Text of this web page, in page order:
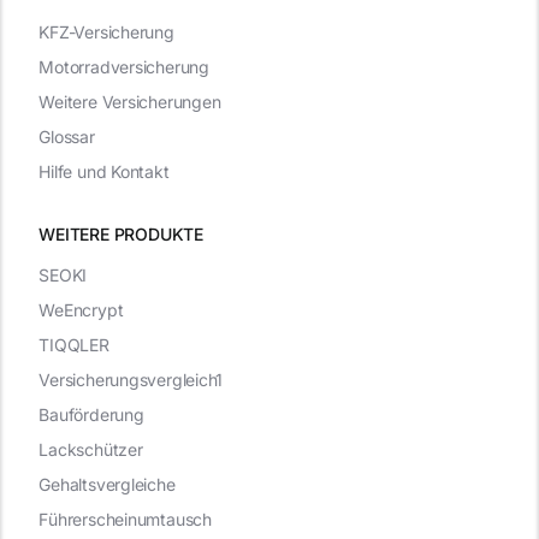
WEITERE PRODUKTE
KFZ-Versicherung
Motorradversicherung
Weitere Versicherungen
Glossar
Hilfe und Kontakt
SEOKI
WeEncrypt
TIQQLER
Versicherungsvergleich1
Bauförderung
Lackschützer
Gehaltsvergleiche
Führerscheinumtausch